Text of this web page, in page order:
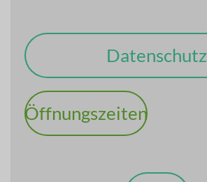
Datenschutz
Öffnungszeiten